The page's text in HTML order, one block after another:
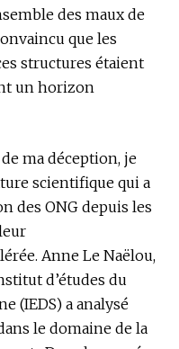
des maux de
que les
structures étaient
un horizon
ma déception, je
scientifique qui a
des ONG depuis les
Anne Le Naëlou,
d’études du
(IEDS) a analysé
le domaine de la